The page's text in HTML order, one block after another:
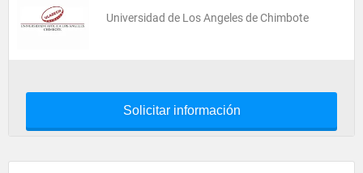
Universidad de Los Angeles de Chimbote
Solicitar información